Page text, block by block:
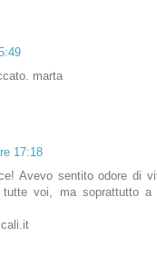
marta
17:18
Avevo sentito odore di
voi, ma soprattutto